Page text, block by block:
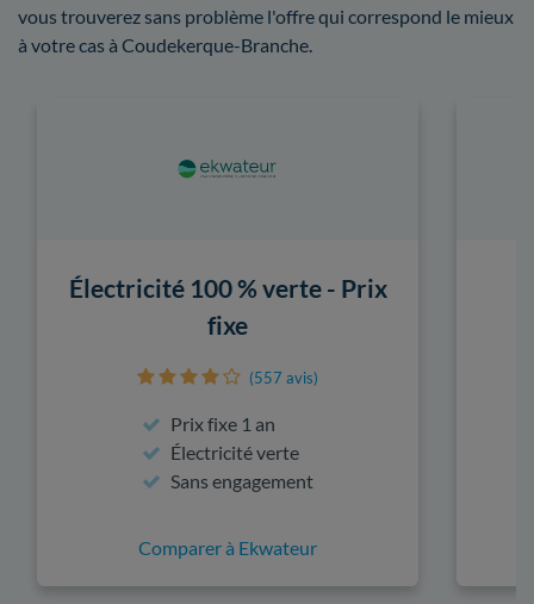
vous trouverez sans problème l'offre qui correspond le mieux
à votre cas à Coudekerque-Branche.
Électricité 100 % verte - Prix
fixe
(557 avis)
Prix fixe 1 an
Électricité verte
Sans engagement
Comparer à Ekwateur